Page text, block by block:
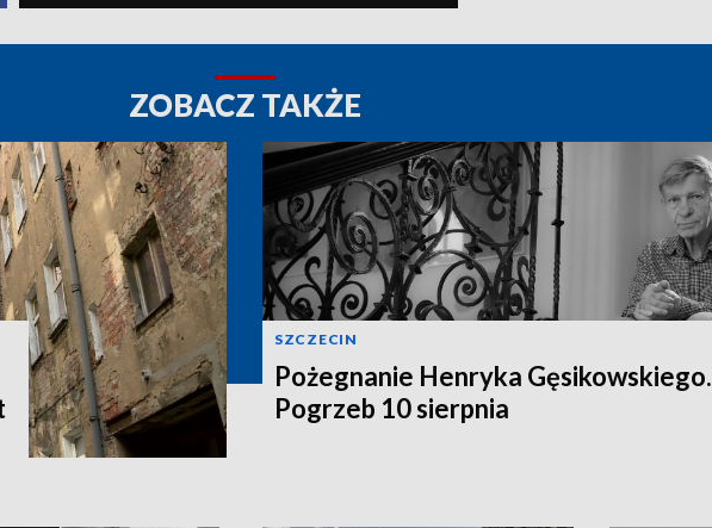
ZOBACZ TAKŻE
SZCZECIN
Pożegnanie Henryka Gęsikowskiego.
Pogrzeb 10 sierpnia